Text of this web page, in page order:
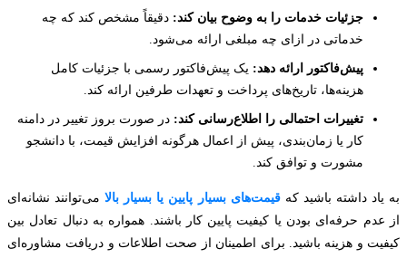
جزئیات خدمات را به وضوح بیان کند:دقیقاً مشخص کند که چه
خدماتی در ازای چه مبلغی ارائه می‌شود.
پیش‌فاکتور ارائه دهد:یک پیش‌فاکتور رسمی با جزئیات کامل
هزینه‌ها، تاریخ‌های پرداخت و تعهدات طرفین ارائه کند.
تغییرات احتمالی را اطلاع‌رسانی کند: در صورت بروز تغییر در دامنه
کار یا زمان‌بندی، پیش از اعمال هرگونه افزایش قیمت، با دانشجو
مشورت و توافق کند.
داشته باشید کهقیمت‌های بسیار پایین یا بسیار بالامی‌توانند نشانه‌ای
حرفه‌ای بودن یا کیفیت پایین کار باشند. همواره به دنبال تعادل بین
و هزینه باشید. برای اطمینان از صحت اطلاعات و دریافت مشاوره‌ای